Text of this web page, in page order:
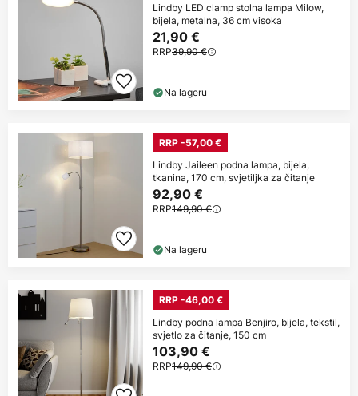
Lindby LED clamp stolna lampa Milow,
bijela, metalna, 36 cm visoka
21,90 €
RRP39,90 €
Na lageru
RRP -57,00 €
Lindby Jaileen podna lampa, bijela,
tkanina, 170 cm, svjetiljka za čitanje
92,90 €
RRP149,90 €
Na lageru
RRP -46,00 €
Lindby podna lampa Benjiro, bijela, tekstil,
svjetlo za čitanje, 150 cm
103,90 €
RRP149,90 €